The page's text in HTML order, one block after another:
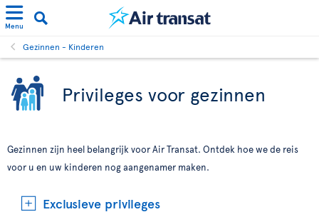
Menu
Gezinnen - Kinderen
Privileges voor gezinnen
Gezinnen zijn heel belangrijk voor Air Transat. Ontdek hoe we de reis
voor u en uw kinderen nog aangenamer maken.
Exclusieve privileges